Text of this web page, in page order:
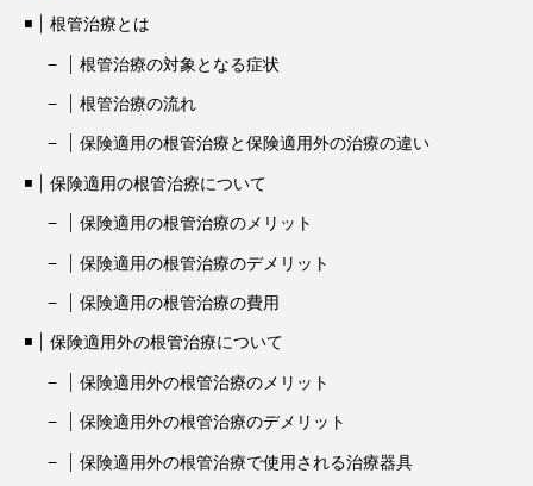
根管治療とは
根管治療の対象となる症状
根管治療の流れ
保険適用の根管治療と保険適用外の治療の違い
保険適用の根管治療について
保険適用の根管治療のメリット
保険適用の根管治療のデメリット
保険適用の根管治療の費用
保険適用外の根管治療について
保険適用外の根管治療のメリット
保険適用外の根管治療のデメリット
保険適用外の根管治療で使用される治療器具